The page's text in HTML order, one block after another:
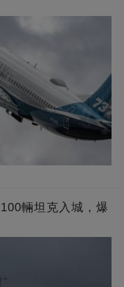
輛坦克入城，爆